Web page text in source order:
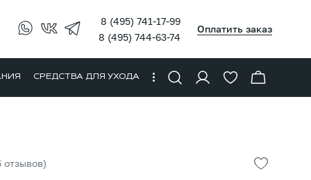
8 (495) 741-17-99
8 (495) 744-63-74
Оплатить заказ
СРЕДСТВА ДЛЯ УХОДА
отзывов)